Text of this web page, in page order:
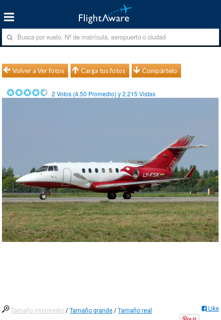
Volver a Ver fotos Carga tus fotos Compártelo
2 Votos (4.50 Promedio) y2.215 Vistas
Tamaño intermedio /Tamaño grande /Tamaño real Like